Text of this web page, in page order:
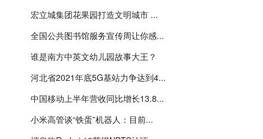
宏立城集团花果园打造文明城市 ...
全国公共图书馆服务宣传周让你感...
谁是南方中英文幼儿园故事大王？
河北省2021年底5G基站力争达到4...
中国移动上半年营收同比增长13.8...
小米高管谈“铁蛋”机器人：目前...